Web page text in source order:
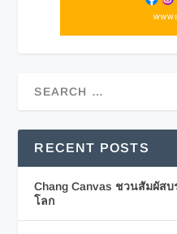
RECENT POSTS
Chang Canvas ชวนสัมผัสบ
โลก